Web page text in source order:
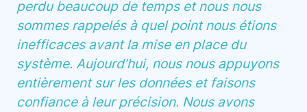
perdu beaucoup de temps et nous nous
sommes rappelés à quel point nous étions
inefficaces avant la mise en place du
système. Aujourd’hui, nous nous appuyons
entièrement sur les données et faisons
confiance à leur précision. Nous avons